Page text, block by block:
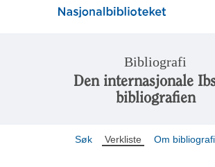
Bibliografi
Den internasjonale
bibliografien
Søk Verkliste Om